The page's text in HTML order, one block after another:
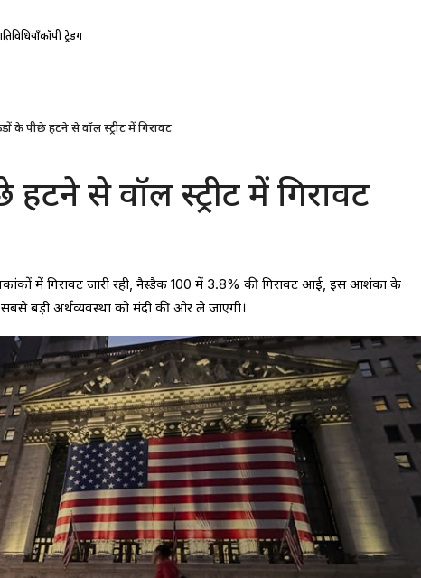
कॉपी ट्रेडिंग
के पीछे हटने से वॉल स्ट्रीट में गिरावट
से वॉल स्ट्रीट में गिरावट
में गिरावट जारी रही, नैस्डैक 100 में 3.8% की गिरावट आई, इस आशंका के
सबसे बड़ी अर्थव्यवस्था को मंदी की ओर ले जाएगी।